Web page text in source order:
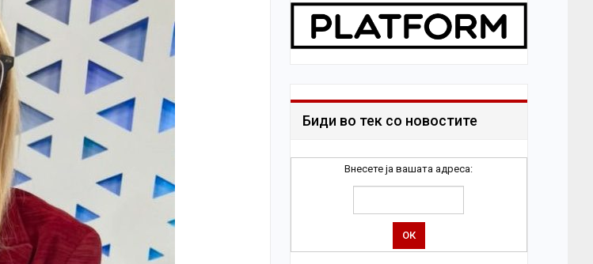
Биди во тек со новостите
Внесете ја вашата адреса: